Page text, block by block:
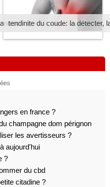
tendinite du coude: la détecter,
en france ?
champagne dom pérignon
les avertisseurs ?
aujourd'hui
?
du cbd
citadine ?